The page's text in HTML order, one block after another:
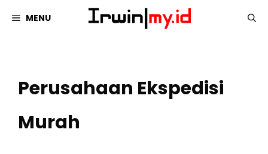
MENU
Perusahaan Ekspedisi
Murah